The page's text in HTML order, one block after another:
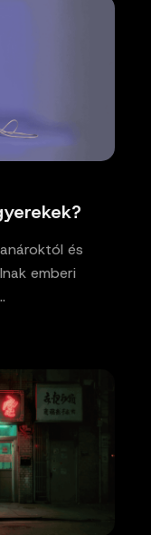
és
emberi